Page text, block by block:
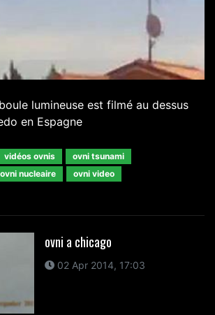
lumineuse est filmé au dessus
en Espagne
vidéos ovnis
ovni tsunami
ovni nucleaire ovni video
ovni a chicago
02 Apr 2014, 17:03